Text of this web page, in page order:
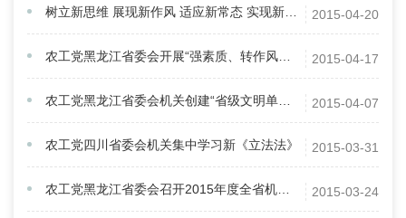
2015-04-20
树立新思维 展现新作风 适应新常态 实现新作为
2015-04-17
农工党黑龙江省委会开展“强素质、转作风、优机制、提效能”机关建设活动
2015-04-07
农工党黑龙江省委会机关创建“省级文明单位标兵”验收工作圆满完成
2015-03-31
农工党四川省委会机关集中学习新《立法法》
2015-03-24
农工党黑龙江省委会召开2015年度全省机关建设工作会议